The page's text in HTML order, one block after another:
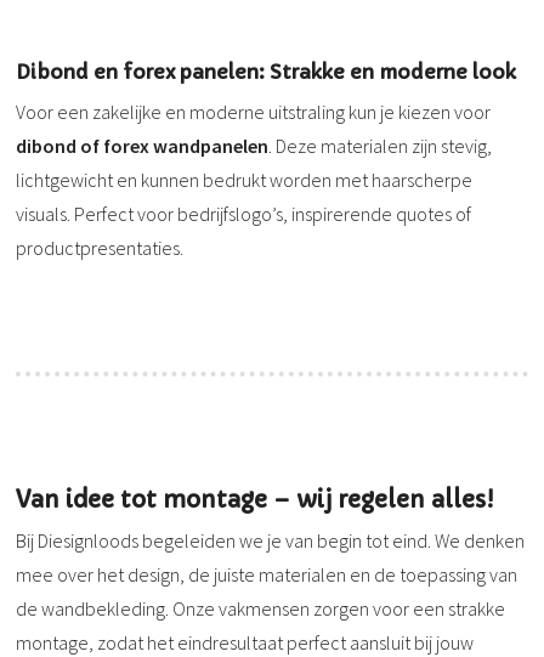
Dibond en forex panelen: Strakke en moderne look
Voor een zakelijke en moderne uitstraling kun je kiezen voor
dibond of forex wandpanelen . Deze materialen zijn stevig,
lichtgewicht en kunnen bedrukt worden met haarscherpe
visuals. Perfect voor bedrijfslogo’s, inspirerende quotes of
productpresentaties.
Van idee tot montage – wij regelen alles!
Bij Diesignloods begeleiden we je van begin tot eind. We denken
mee over het design, de juiste materialen en de toepassing van
de wandbekleding. Onze vakmensen zorgen voor een strakke
montage, zodat het eindresultaat perfect aansluit bij jouw